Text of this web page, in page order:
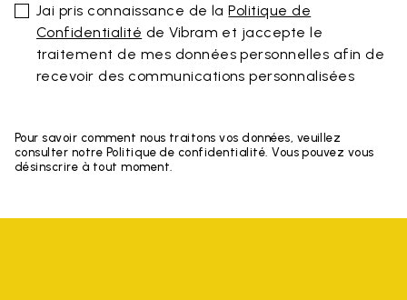
Jai pris connaissance de laPolitique de
Confidentialité de Vibram et jaccepte le
traitement de mes données personnelles afin de
recevoir des communications personnalisées
Pour savoir comment nous traitons vos données, veuillez
consulter notre Politique de confidentialité. Vous pouvez vous
désinscrire à tout moment.